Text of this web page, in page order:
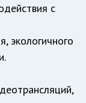
с
экологичного